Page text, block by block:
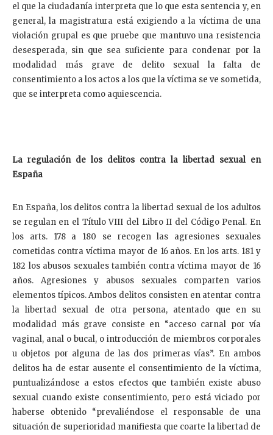
el que la ciudadanía interpreta que lo que esta sentencia y, en
general, la magistratura está exigiendo a la víctima de una
violación grupal es que pruebe que mantuvo una resistencia
desesperada, sin que sea suficiente para condenar por la
modalidad más grave de delito sexual la falta de
consentimiento a los actos a los que la víctima se ve sometida,
que se interpreta como aquiescencia.
La regulación de los delitos contra la libertad sexual en
España
En España, los delitos contra la libertad sexual de los adultos
se regulan en el Título VIII del Libro II del Código Penal. En
los arts. 178 a 180 se recogen las agresiones sexuales
cometidas contra víctima mayor de 16 años. En los arts. 181 y
182 los abusos sexuales también contra víctima mayor de 16
años. Agresiones y abusos sexuales comparten varios
elementos típicos. Ambos delitos consisten en atentar contra
la libertad sexual de otra persona, atentado que en su
modalidad más grave consiste en “acceso carnal por vía
vaginal, anal o bucal, o introducción de miembros corporales
u objetos por alguna de las dos primeras vías”. En ambos
delitos ha de estar ausente el consentimiento de la víctima,
puntualizándose a estos efectos que también existe abuso
sexual cuando existe consentimiento, pero está viciado por
haberse obtenido “prevaliéndose el responsable de una
situación de superioridad manifiesta que coarte la libertad de